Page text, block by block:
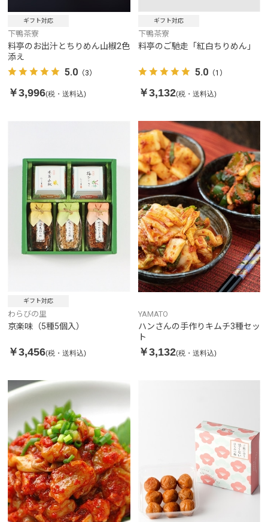
ギフト対応
下鴨茶寮
料亭のお出汁とちりめん山椒2色
添え
5.0 （3）
￥3,996(税・送料込)
ギフト対応
下鴨茶寮
料亭のご馳走「紅白ちりめん」
5.0（1）
￥3,132(税・送料込)
ギフト対応
わらびの里
京楽味（5種5個入）
￥3,456(税・送料込)
YAMATO
ハンさんの手作りキムチ3種セッ
ト
￥3,132(税・送料込)